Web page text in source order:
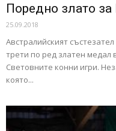
Поредно злато
25.09.2018
Австралийският
трети по ред златен
Световните конни игри.
която...